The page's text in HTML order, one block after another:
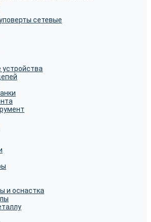
сетевые
устройства
и оснастка